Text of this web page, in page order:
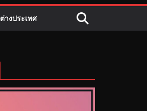
ต่างประเทศ